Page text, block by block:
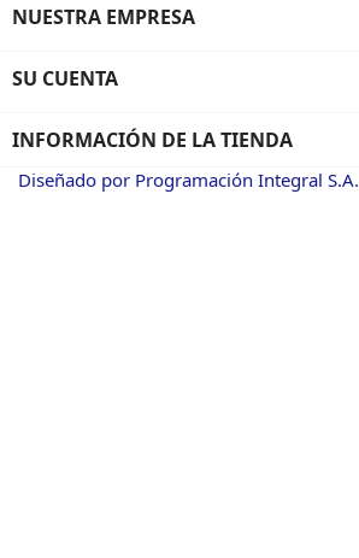
NUESTRA EMPRESA
SU CUENTA
INFORMACIÓN DE LA TIENDA
Diseñado por Programación Integral S.A.